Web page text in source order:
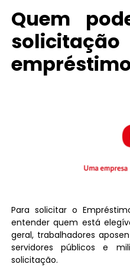
Quem
Para solicitar o
entender quem está
geral, trabalhadores
servidores públicos e
solicitação.